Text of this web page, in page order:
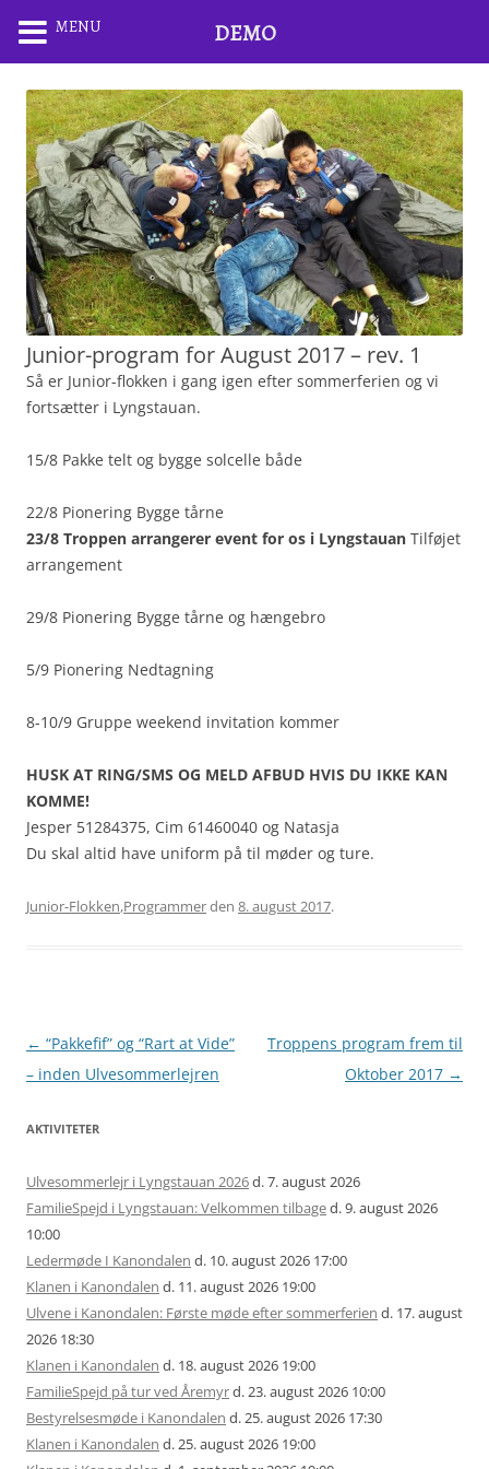
Junior-program for August 2017 – rev. 1
Så er Junior-flokken i gang igen efter sommerferien og vi
fortsætter i Lyngstauan.
15/8 Pakke telt og bygge solcelle både
22/8 Pionering Bygge tårne
23/8 Troppen arrangerer event for os i Lyngstauan Tilføjet
arrangement
29/8 Pionering Bygge tårne og hængebro
5/9 Pionering Nedtagning
8-10/9 Gruppe weekend invitation kommer
HUSK AT RING/SMS OG MELD AFBUD HVIS DU IKKE KAN
KOMME!
Jesper 51284375, Cim 61460040 og Natasja
Du skal altid have uniform på til møder og ture.
Junior-Flokken,Programmerden 8. august 2017.
Artikel
navigation
← “Pakkefif” og “Rart at Vide”
– inden Ulvesommerlejren
Troppens program frem til
Oktober 2017 →
AKTIVITETER
Ulvesommerlejr i Lyngstauan 2026d. 7. august 2026
FamilieSpejd i Lyngstauan: Velkommen tilbaged. 9. august 2026
10:00
Ledermøde I Kanondalen d. 10. august 2026 17:00
Klanen i Kanondalen d. 11. august 2026 19:00
Ulvene i Kanondalen: Første møde efter sommerferien d. 17. august
2026 18:30
Klanen i Kanondalen d. 18. august 2026 19:00
FamilieSpejd på tur ved Åremyrd. 23. august 2026 10:00
Bestyrelsesmøde i Kanondalen d. 25. august 2026 17:30
Klanen i Kanondalen d. 25. august 2026 19:00
MENU DEMO